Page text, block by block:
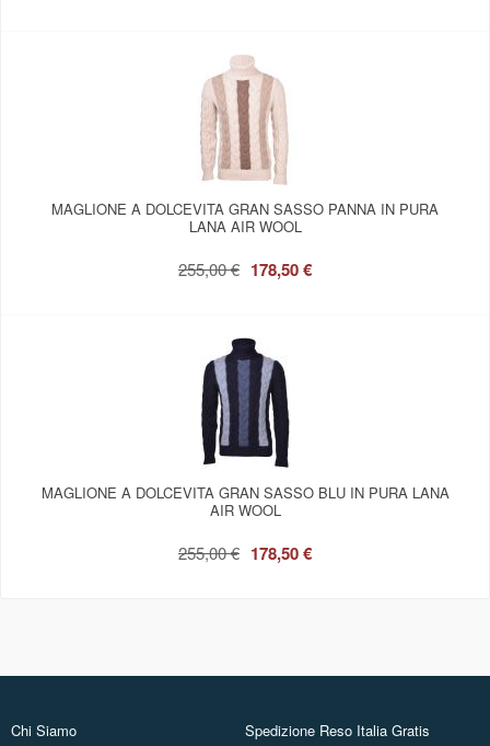
MAGLIONE A DOLCEVITA GRAN SASSO PANNA IN PURA
LANA AIR WOOL
255,00 € 178,50 €
MAGLIONE A DOLCEVITA GRAN SASSO BLU IN PURA LANA
AIR WOOL
255,00 € 178,50 €
Chi Siamo
Spedizione Reso Italia Gratis